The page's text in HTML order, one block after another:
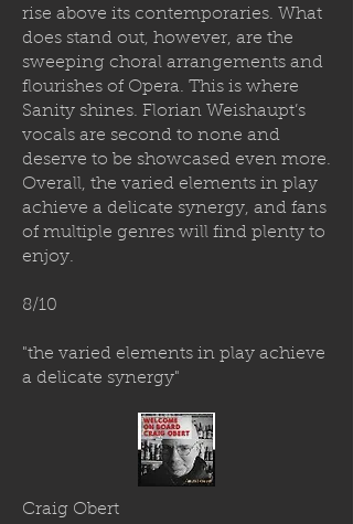
rise above its contemporaries. What
does stand out, however, are the
sweeping choral arrangements and
flourishes of Opera. This is where
Sanity shines. Florian Weishaupt’s
vocals are second to none and
deserve to be showcased even more.
Overall, the varied elements in play
achieve a delicate synergy, and fans
of multiple genres will find plenty to
enjoy.
8/10
"the varied elements in play achieve
a delicate synergy"
Craig Obert